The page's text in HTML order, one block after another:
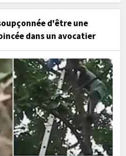
d'être une
dans un avocatier